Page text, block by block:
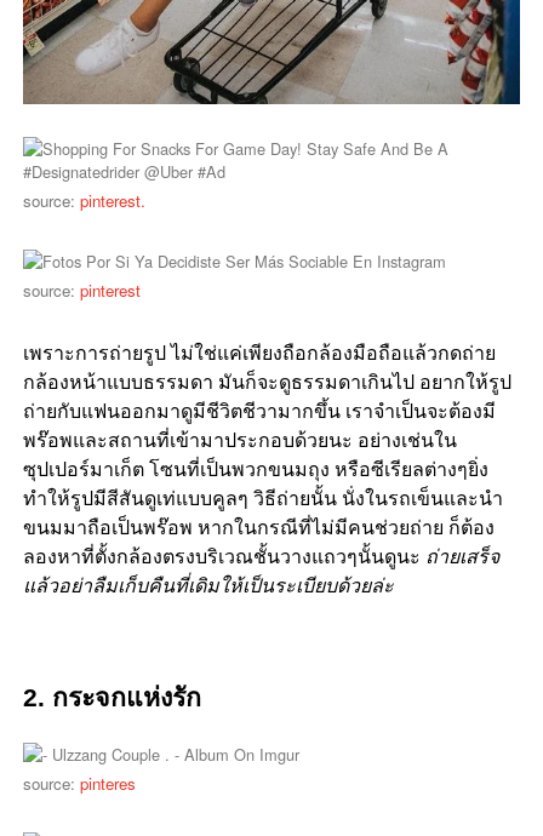
source: pinterest.
source: pinterest
เพราะการถ่ายรูป ไม่ใช่แค่เพียงถือกล้องมือถือแล้วกดถ่าย
กล้องหน้าแบบธรรมดา มันก็จะดูธรรมดาเกินไป อยากให้รูป
ถ่ายกับแฟนออกมาดูมีชีวิตชีวามากขึ้น เราจำเป็นจะต้องมี
พร๊อพและสถานที่เข้ามาประกอบด้วยนะ อย่างเช่นใน
ซุปเปอร์มาเก็ต โซนที่เป็นพวกขนมถุง หรือซีเรียลต่างๆยิ่ง
ทำให้รูปมีสีสันดูเท่แบบคูลๆ วิธีถ่ายนั้น นั่งในรถเข็นและนำ
ขนมมาถือเป็นพร๊อพ หากในกรณีที่ไม่มีคนช่วยถ่าย ก็ต้อง
ลองหาที่ตั้งกล้องตรงบริเวณชั้นวางแถวๆนั้นดูนะ ถ่ายเสร็จ
แล้วอย่าลืมเก็บคืนที่เดิมให้เป็นระเบียบด้วยล่ะ
2. กระจกแห่งรัก
source: pinteres